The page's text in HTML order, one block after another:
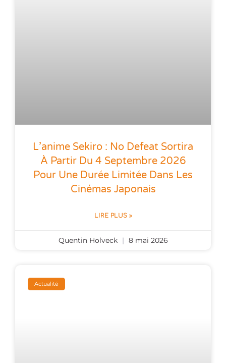
L’anime Sekiro : No Defeat Sortira
À Partir Du 4 Septembre 2026
Pour Une Durée Limitée Dans Les
Cinémas Japonais
LIRE PLUS »
Quentin Holveck 8 mai 2026
Actualité